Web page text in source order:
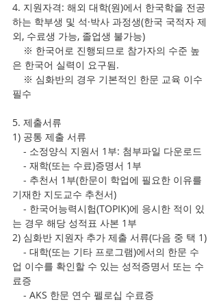
4. 지원자격: 해외 대학(원)에서 한국학을 전공
하는 학부생 및 석·박사 과정생(한국 국적자 제
외, 수료생 가능, 졸업생 불가능)
은 한국어 실력이 요구됨.
필수
5. 제출서류
1) 공통 제출 서류
    - 소정양식 지원서 1부: 첨부파일 다운로드
    - 재학(또는 수료)증명서 1부
기재한 지도교수 추천서)
는 경우 해당 성적표 사본 1부
2) 심화반 지원자 추가 제출 서류(다음 중 택 1)
업 이수를 확인할 수 있는 성적증명서 또는 수
료증
    - AKS 한문 연수 펠로십 수료증